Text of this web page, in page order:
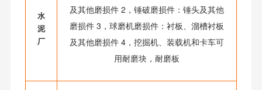
水
泥
厂
及其他磨损件 2，锤破磨损件：锤头及其他
磨损件 3，球磨机磨损件：衬板、溜槽衬板
及其他磨损件 4，挖掘机、装载机和卡车可
用耐磨块，耐磨板